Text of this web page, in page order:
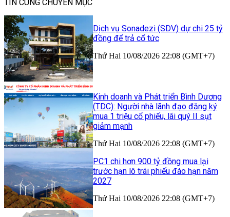
TIN CÙNG CHUYÊN MỤC
Dịch vụ Sonadezi (SDV) dự chi 25 tỷ
đồng để trả cổ tức
Thứ Hai 10/08/2026 22:08 (GMT+7)
Kinh doanh và Phát triển Bình Dương
(TDC): Người nhà lãnh đạo đăng ký
mua 1 triệu cổ phiếu, lãi quý II sụt
giảm mạnh
Thứ Hai 10/08/2026 22:08 (GMT+7)
PC1 chi hơn 900 tỷ đồng mua lại
trước hạn lô trái phiếu đáo hạn năm
2027
Thứ Hai 10/08/2026 22:08 (GMT+7)